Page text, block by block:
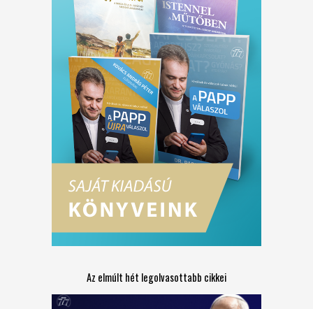
Az elmúlt hét legolvasottabb cikkei